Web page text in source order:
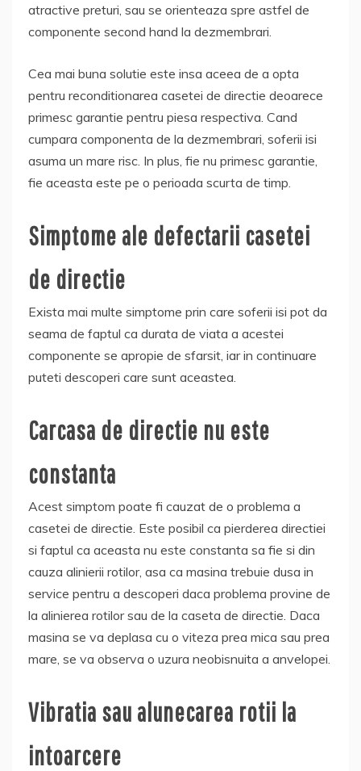
atractive preturi, sau se orienteaza spre astfel de
componente second hand la dezmembrari.
Cea mai buna solutie este insa aceea de a opta
pentru reconditionarea casetei de directie deoarece
primesc garantie pentru piesa respectiva. Cand
cumpara componenta de la dezmembrari, soferii isi
asuma un mare risc. In plus, fie nu primesc garantie,
fie aceasta este pe o perioada scurta de timp.
Simptome ale defectarii casetei
de directie
Exista mai multe simptome prin care soferii isi pot da
seama de faptul ca durata de viata a acestei
componente se apropie de sfarsit, iar in continuare
puteti descoperi care sunt aceastea.
Carcasa de directie nu este
constanta
Acest simptom poate fi cauzat de o problema a
casetei de directie. Este posibil ca pierderea directiei
si faptul ca aceasta nu este constanta sa fie si din
cauza alinierii rotilor, asa ca masina trebuie dusa in
service pentru a descoperi daca problema provine de
la alinierea rotilor sau de la caseta de directie. Daca
masina se va deplasa cu o viteza prea mica sau prea
mare, se va observa o uzura neobisnuita a anvelopei.
Vibratia sau alunecarea rotii la
intoarcere